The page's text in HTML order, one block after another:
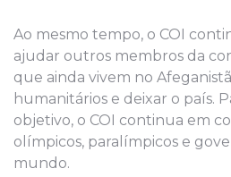
Ao mesmo tempo, o COI
ajudar outros membros da
que ainda vivem no
humanitários e deixar o país.
objetivo, o COI continua em
olímpicos, paralímpicos e
mundo.